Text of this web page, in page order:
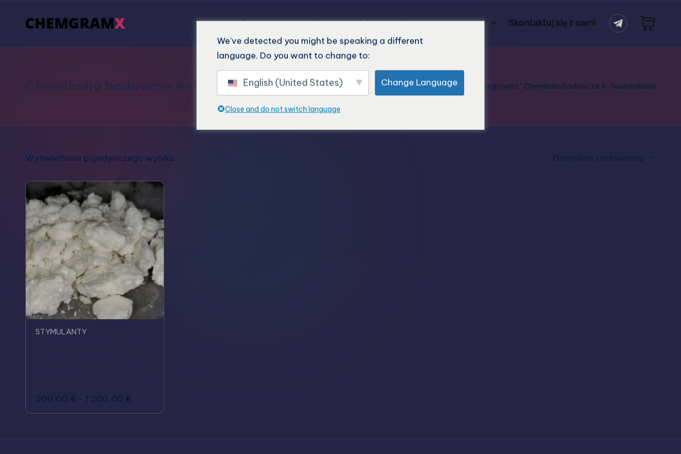
Strona główna Nasze produkty Najnowsze produkty Skontaktuj się z nami
Chemikalia badawcze 4-fluorokokaina Strona główna " Chemikalia badawcze 4-fluorokokaina
Wyświetlanie pojedynczego wyniku Domyślne sortowanie
STYMULANTY
200,00 € - 1.200,00 €
We've detected you might be speaking a different
language. Do you want to change to:
English (United States) Change Language
Close and do not switch language